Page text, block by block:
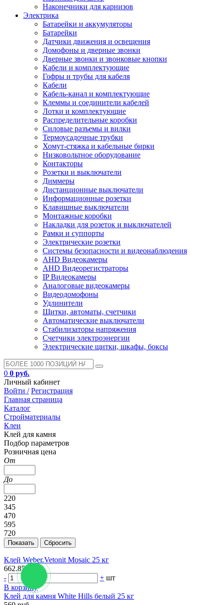
Наконечники для карнизов
Электрика
Батарейки и аккумуляторы
Батарейки
Датчики движения и освещения
Домофоны и дверные звонки
Дверные звонки и звонковые кнопки
Кабели и комплектующие
Гофры и трубы для кабеля
Кабели
Кабель-канал и комплектующие
Клеммы и соединители кабелей
Лотки и комплектующие
Распределительные коробки
Силовые разъемы и вилки
Термоусадочные трубки
Хомут-стяжка и кабельные бирки
Низковольтное оборудование
Контакторы
Розетки и выключатели
Диммеры
Дистанционные выключатели
Информационные розетки
Клавишные выключатели
Монтажные коробки
Накладки для розеток и выключателей
Рамки и суппорты
Электрические розетки
Системы безопасности и видеонаблюдения
AHD Видеокамеры
AHD Видеорегистраторы
IP Видеокамеры
Аналоговые видеокамеры
Видеодомофоны
Удлинители
Щитки, автоматы, счетчики
Автоматические выключатели
Стабилизаторы напряжения
Счетчики электроэнергии
Электрические щитки, шкафы, боксы
0 0 руб.
Личный кабинет
Войти / Регистрация
Главная страница
Каталог
Стройматериалы
Клеи
Клей для камня
Подбор параметров
Розничная цена
От
До
220
345
470
595
720
Клей Weber.Vetonit Mosaic 25 кг
662.85 руб.
-
+ шт
В корзину
Клей для камня White Hills белый 25 кг